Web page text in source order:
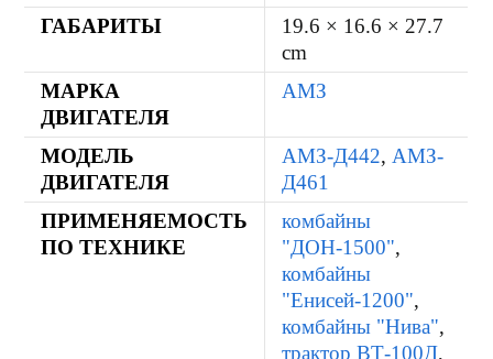
ГАБАРИТЫ
19.6 × 16.6 × 27.7
cm
МАРКА
ДВИГАТЕЛЯ
АМЗ
МОДЕЛЬ
ДВИГАТЕЛЯ
АМЗ-Д442, АМЗ-
Д461
ПРИМЕНЯЕМОСТЬ
ПО ТЕХНИКЕ
комбайны
"ДОН-1500",
комбайны
"Енисей-1200",
комбайны "Нива",
трактор ВТ-100Д,